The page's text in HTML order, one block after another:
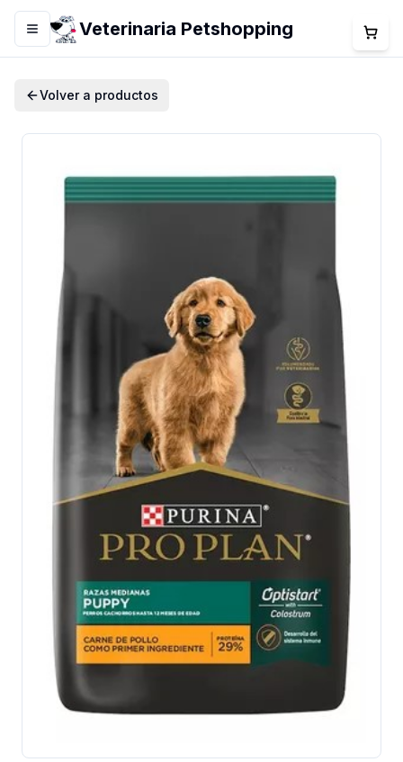
Menú Veterinaria Petshopping
Volver a productos